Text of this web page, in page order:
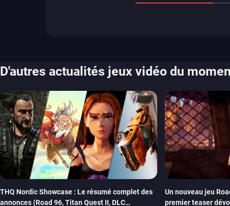
D'autres actualités jeux vidéo du
THQ Nordic Showcase : Le résumé complet des
annonces (Road 96, Titan Quest II, DLC
Un nouveau jeu
premier teaser